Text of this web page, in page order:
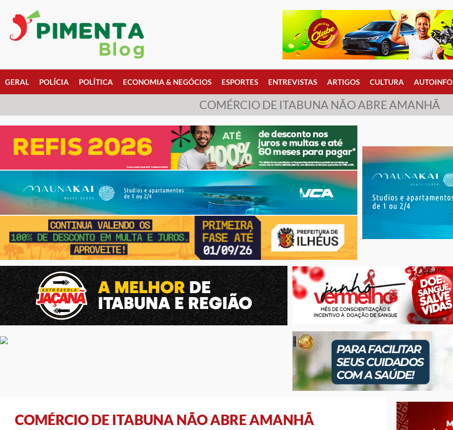
GERAL POLÍCIA POLÍTICA ECONOMIA & NEGÓCIOS ESPORTES ENTREVISTAS ARTIGOS CULTURA AUTOINFO
COMÉRCIO DE ITABUNA NÃO ABRE AMANHÃ
COMÉRCIO DE ITABUNA NÃO ABRE AMANHÃ